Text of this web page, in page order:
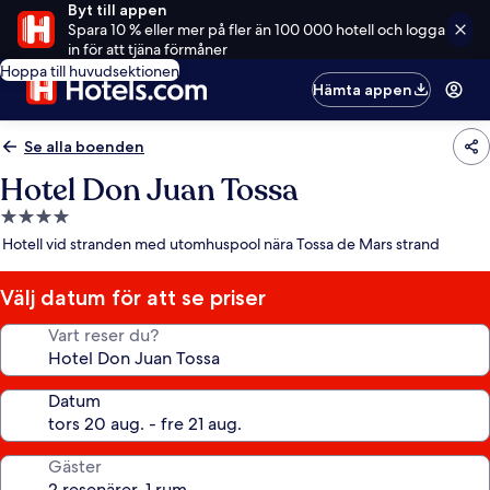
Byt till appen
Spara 10 % eller mer på fler än 100 000 hotell och logga
in för att tjäna förmåner
Hoppa till huvudsektionen
Hämta appen
Se alla boenden
Hotel Don Juan Tossa
4.0-
stjärnigt
Hotell vid stranden med utomhuspool nära Tossa de Mars strand
Välj datum för att se priser
Vart reser du?
Datum
Gäster